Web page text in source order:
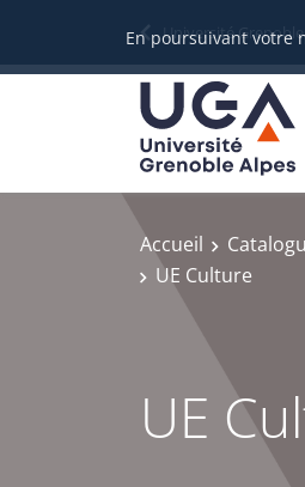
En poursuivant votre
Université
Accueil
UE Culture
UE